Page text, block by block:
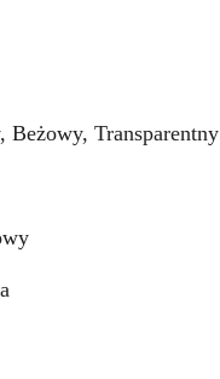
Beżowy, Transparentny